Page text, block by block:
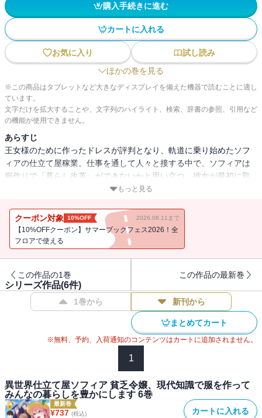
購入手続きに進む
カートに入れる
お気に入り
試し読み
ほかの巻を見る
※この商品はタブレットなど大きなディスプレイを備えた機器で読むことに適し
ています。
文字だけを拡大することや、文字列のハイライト、検索、辞書の参照、引用など
の機能が使用できません。
あらすじ
王女様のために作ったドレスが評判となり、軌道に乗り始めたソフ
ィアの仕立て屋稼業。仕事を通して人々と接する中で、ソフィアは
服作りで「暮らし改革」ができないかと思い立つ。彼女が最初に取
り掛かるのは・・・異世界素材を使ったジャージ作り!? さらに、元
仕事奮闘記、第2巻！
もっと見る
クーポン対象 10%OFF 2026.08.11まで
【10%OFFクーポン】サマーブックフェス2026！全
フロアで使える
この作品の1巻 この作品の最新巻
シリーズ作品(6件)
1巻から 新刊から
まとめてカート
※無料、予約、入荷通知のコンテンツはカートに追加されません。
1
異世界仕立て屋ソフィア 貧乏令嬢、現代知識で服を作って
みんなの暮らしを豊かにします 6巻
最新巻
¥737 (税込) カートに入れる